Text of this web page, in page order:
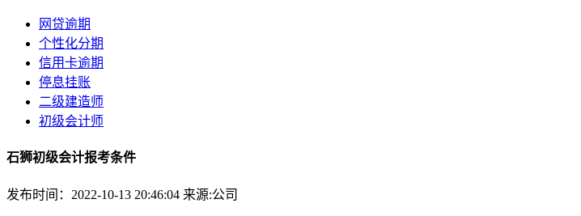
网贷逾期
个性化分期
信用卡逾期
停息挂账
二级建造师
初级会计师
石狮初级会计报考条件
发布时间：2022-10-13 20:46:04 来源:公司